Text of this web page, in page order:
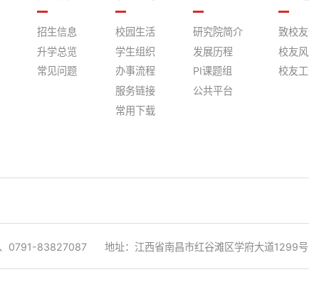
招生信息
升学总览
常见问题
校园生活
学生组织
办事流程
服务链接
常用下载
研究院简介
发展历程
PI课题组
公共平台
致校
校友
校友
0791-83827087 地址：江西省南昌市红谷滩区学府大道1299号